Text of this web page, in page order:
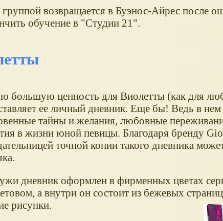
группой возвращается в Буэнос-Айрес после
обучение в "Студии 21".
большую ценность для Виолетты (как для
ее личный дневник. Еще бы! Ведь в
тайны и желания, любовные
в жизни юной певицы. Благодаря бренду
точной копии такого дневника
дневник оформлен в фирменных цветах
а внутри он состоит из бежевых
рисунки.